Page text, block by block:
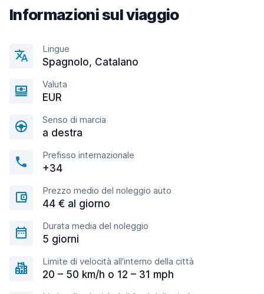
Informazioni sul viaggio
Lingue
Spagnolo, Catalano
Valuta
EUR
Senso di marcia
a destra
Prefisso internazionale
+34
Prezzo medio del noleggio auto
44 € al giorno
Durata media del noleggio
5 giorni
Limite di velocità all'interno della città
20 – 50 km/h o 12 – 31 mph